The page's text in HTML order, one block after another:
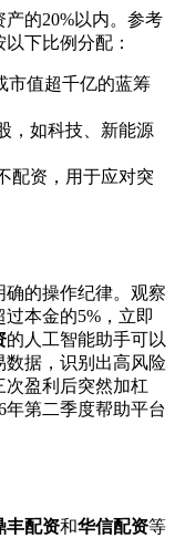
的20%以内。参考
下比例分配：
市值超千亿的蓝筹
，如科技、新能源
配资，用于应对突
的操作纪律。观察
本金的5%，立即
的人工智能助手可以
数据，识别出高风险
次盈利后突然加杠
第二季度帮助平台
丰配资和华信配资等